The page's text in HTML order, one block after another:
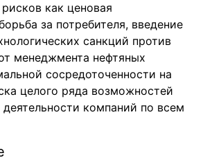
как ценовая
за пот⁪ребителя, введение
санкций п⁪ротив
менеджмента нефтяных
сос⁪редоточенности на
целого ⁪ряда возможностей
компаний по всем